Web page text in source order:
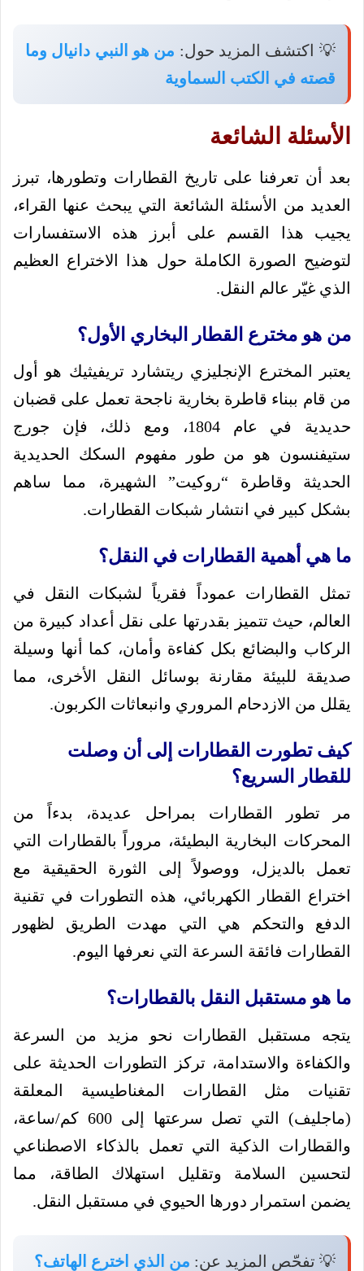
💡 اكتشف المزيد حول: من هو النبي دانيال وما
قصته في الكتب السماوية
الأسئلة الشائعة
بعد أن تعرفنا على تاريخ القطارات وتطورها، تبرز
العديد من الأسئلة الشائعة التي يبحث عنها القراء،
يجيب هذا القسم على أبرز هذه الاستفسارات
لتوضيح الصورة الكاملة حول هذا الاختراع العظيم
الذي غيّر عالم النقل.
من هو مخترع القطار البخاري الأول؟
يعتبر المخترع الإنجليزي ريتشارد تريفيثيك هو أول
من قام ببناء قاطرة بخارية ناجحة تعمل على قضبان
حديدية في عام 1804، ومع ذلك، فإن جورج
ستيفنسون هو من طور مفهوم السكك الحديدية
الحديثة وقاطرة “روكيت” الشهيرة، مما ساهم
بشكل كبير في انتشار شبكات القطارات.
ما هي أهمية القطارات في النقل؟
تمثل القطارات عموداً فقرياً لشبكات النقل في
العالم، حيث تتميز بقدرتها على نقل أعداد كبيرة من
الركاب والبضائع بكل كفاءة وأمان، كما أنها وسيلة
صديقة للبيئة مقارنة بوسائل النقل الأخرى، مما
يقلل من الازدحام المروري وانبعاثات الكربون.
كيف تطورت القطارات إلى أن وصلت
للقطار السريع؟
مر تطور القطارات بمراحل عديدة، بدءاً من
المحركات البخارية البطيئة، مروراً بالقطارات التي
تعمل بالديزل، ووصولاً إلى الثورة الحقيقية مع
اختراع القطار الكهربائي، هذه التطورات في تقنية
الدفع والتحكم هي التي مهدت الطريق لظهور
القطارات فائقة السرعة التي نعرفها اليوم.
ما هو مستقبل النقل بالقطارات؟
يتجه مستقبل القطارات نحو مزيد من السرعة
والكفاءة والاستدامة، تركز التطورات الحديثة على
تقنيات مثل القطارات المغناطيسية المعلقة
(ماجليف) التي تصل سرعتها إلى 600 كم/ساعة،
والقطارات الذكية التي تعمل بالذكاء الاصطناعي
لتحسين السلامة وتقليل استهلاك الطاقة، مما
يضمن استمرار دورها الحيوي في مستقبل النقل.
💡 تفحّص المزيد عن: من الذي اخترع الهاتف؟